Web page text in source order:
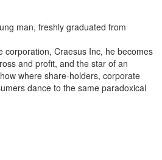
man, freshly graduated from
corporation, Craesus Inc, he becomes
and profit, and the star of an
where share-holders, corporate
dance to the same paradoxical